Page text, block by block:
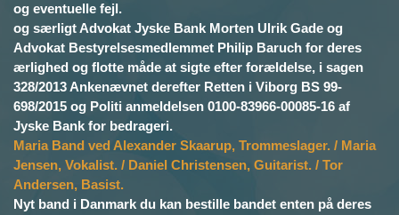
og eventuelle fejl.
og særligt Advokat Jyske Bank Morten Ulrik Gade og
Advokat Bestyrelsesmedlemmet Philip Baruch for deres
ærlighed og flotte måde at sigte efter forældelse, i sagen
328/2013 Ankenævnet derefter Retten i Viborg BS 99-
698/2015 og Politi anmeldelsen 0100-83966-00085-16 af
Jyske Bank for bedrageri.
Maria Band ved Alexander Skaarup, Trommeslager. / Maria
Jensen, Vokalist. / Daniel Christensen, Guitarist. / Tor
Andersen, Basist.
Nyt band i Danmark du kan bestille bandet enten på deres